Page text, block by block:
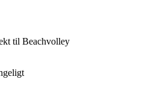
til Beachvolley